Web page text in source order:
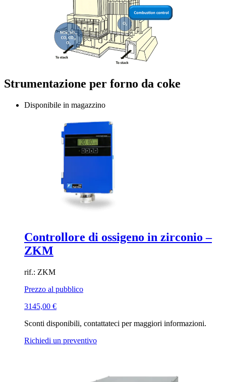
Strumentazione per forno da coke
Disponibile in magazzino
Controllore di ossigeno in zirconio –
ZKM
rif.: ZKM
Prezzo al pubblico
3145,00 €
Sconti disponibili, contattateci per maggiori informazioni.
Richiedi un preventivo